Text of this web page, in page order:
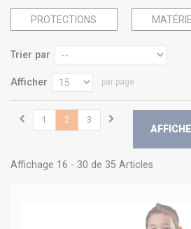
PROTECTIONS
Trier par
Afficher par page
1 2 3
Affichage 16 - 30 de 35 Articles